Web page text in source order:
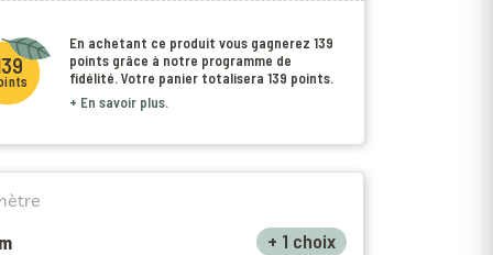
En achetant ce produit vous gagnerez 139
points grâce à notre programme de
fidélité. Votre panier totalisera 139 points.
+ En savoir plus.
+ 1 choix